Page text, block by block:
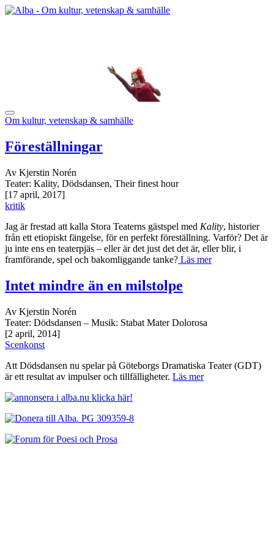
Om kultur, vetenskap & samhälle
Föreställningar
Av Kjerstin Norén
Teater: Kality, Dödsdansen, Their finest hour
[17 april, 2017]
kritik
Jag är frestad att kalla Stora Teaterns gästspel med Kality, historier
från ett etiopiskt fängelse, för en perfekt föreställning. Varför? Det är
ju inte ens en teaterpjäs – eller är det just det det är, eller blir, i
framförande, spel och bakomliggande tanke? Läs mer
Intet mindre än en milstolpe
Av Kjerstin Norén
Teater: Dödsdansen – Musik: Stabat Mater Dolorosa
[2 april, 2014]
Scenkonst
Att Dödsdansen nu spelar på Göteborgs Dramatiska Teater (GDT)
är ett resultat av impulser och tillfälligheter. Läs mer